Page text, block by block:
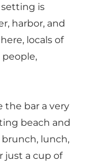
is
harbor, and
locals of
people,
the bar a very
beach and
lunch,
just a cup of